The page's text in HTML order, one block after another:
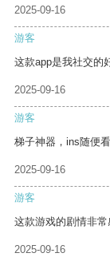
2025-09-16
游客
这款app是我社交的
2025-09-16
游客
梯子神器，ins随便
2025-09-16
游客
这款游戏的剧情非常
2025-09-16